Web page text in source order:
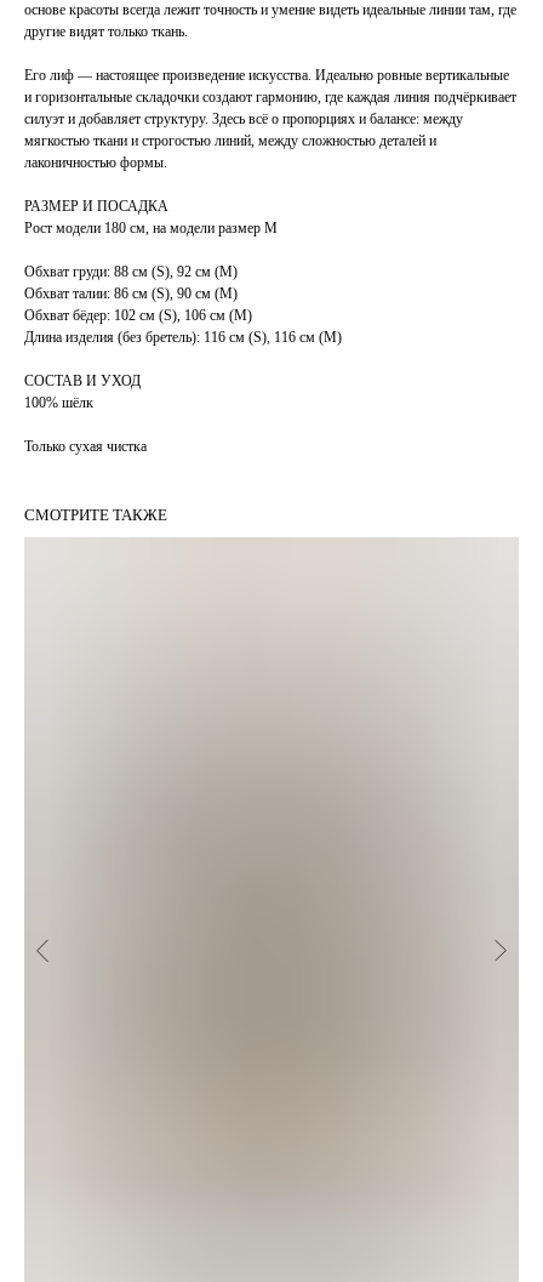
основе красоты всегда лежит точность и умение видеть идеальные линии там, где
другие видят только ткань.
Его лиф — настоящее произведение искусства. Идеально ровные вертикальные
и горизонтальные складочки создают гармонию, где каждая линия подчёркивает
силуэт и добавляет структуру. Здесь всё о пропорциях и балансе: между
мягкостью ткани и строгостью линий, между сложностью деталей и
лаконичностью формы.
РАЗМЕР И ПОСАДКА
Рост модели 180 см, на модели размер М
Обхват груди: 88 см (S), 92 см (М)
Обхват талии: 86 см (S), 90 см (М)
Обхват бёдер: 102 см (S), 106 см (М)
Длина изделия (без бретель): 116 см (S), 116 см (М)
СОСТАВ И УХОД
100% шёлк
Только сухая чистка
СМОТРИТЕ ТАКЖЕ